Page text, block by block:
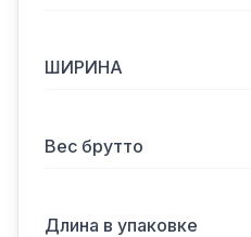
ШИРИНА
Вес брутто
Длина в упаковке